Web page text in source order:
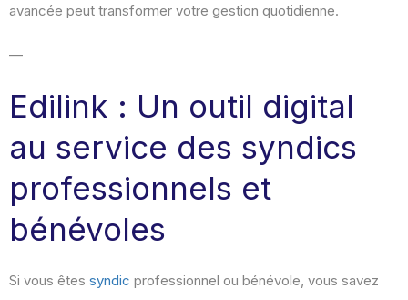
avancée peut transformer votre gestion quotidienne.
—
Edilink : Un outil digital
au service des syndics
professionnels et
bénévoles
Si vous êtes syndic professionnel ou bénévole, vous savez